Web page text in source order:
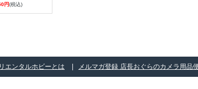
円(税込)
エンタルホビーとは メルマガ登録 店長おぐらのカメラ用品